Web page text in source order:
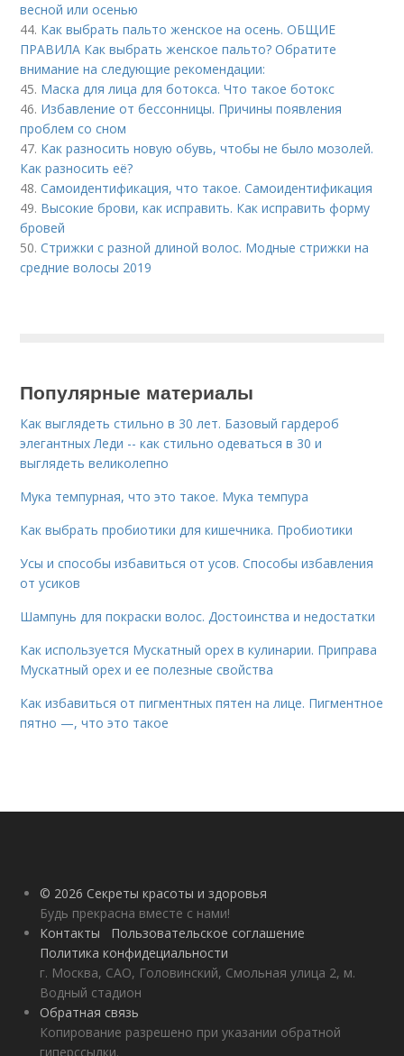
весной или осенью
44. Как выбрать пальто женское на осень. ОБЩИЕ
ПРАВИЛА Как выбрать женское пальто? Обратите
внимание на следующие рекомендации:
45. Маска для лица для ботокса. Что такое ботокс
46. Избавление от бессонницы. Причины появления
проблем со сном
47. Как разносить новую обувь, чтобы не было мозолей.
Как разносить её?
48.Самоидентификация, что такое. Самоидентификация
49. Высокие брови, как исправить. Как исправить форму
бровей
50.Стрижки с разной длиной волос. Модные стрижки на
средние волосы 2019
Популярные материалы
Как выглядеть стильно в 30 лет. Базовый гардероб
элегантных Леди -- как стильно одеваться в 30 и
выглядеть великолепно
Мука темпурная, что это такое. Мука темпура
Как выбрать пробиотики для кишечника. Пробиотики
Усы и способы избавиться от усов. Способы избавления
от усиков
Шампунь для покраски волос. Достоинства и недостатки
Как используется Мускатный орех в кулинарии. Приправа
Мускатный орех и ее полезные свойства
Как избавиться от пигментных пятен на лице. Пигментное
пятно —, что это такое
© 2026 Секреты красоты и здоровья
Будь прекрасна вместе с нами!
Контакты
Пользовательское соглашение
Политика конфидециальности
г. Москва, САО, Головинский, Смольная улица 2, м.
Водный стадион
Обратная связь
Копирование разрешено при указании обратной
гиперссылки.